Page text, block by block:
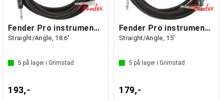
Fender Pro instrumentkabel 5.5m svart
Straight/Angle, 18.6'
5 på lager i Grimstad
193,-
Fender Pro instrumentkabel 4.5m svart
Straight/Angle, 15'
5 på lager i Grimstad
179,-